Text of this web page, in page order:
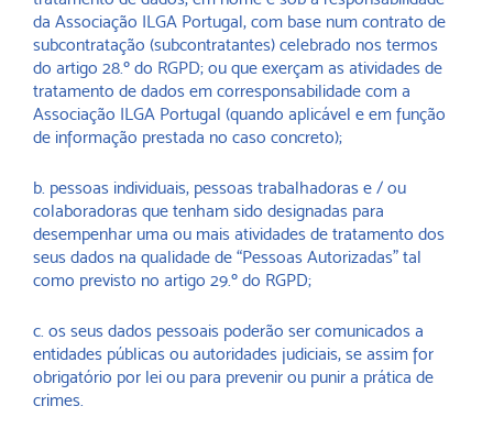
da Associação ILGA Portugal, com base num contrato de
subcontratação (subcontratantes) celebrado nos termos
do artigo 28.º do RGPD; ou que exerçam as atividades de
tratamento de dados em corresponsabilidade com a
Associação ILGA Portugal (quando aplicável e em função
de informação prestada no caso concreto);
b. pessoas individuais, pessoas trabalhadoras e / ou
colaboradoras que tenham sido designadas para
desempenhar uma ou mais atividades de tratamento dos
seus dados na qualidade de “Pessoas Autorizadas” tal
como previsto no artigo 29.º do RGPD;
c. os seus dados pessoais poderão ser comunicados a
entidades públicas ou autoridades judiciais, se assim for
obrigatório por lei ou para prevenir ou punir a prática de
crimes.